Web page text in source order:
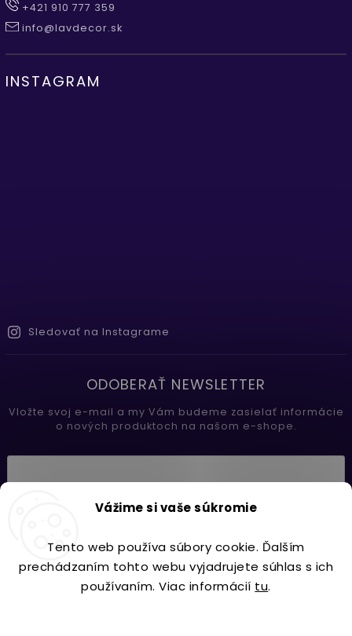
Vážime si vaše súkromie
Tento web používa súbory cookie. Ďalším
prechádzaním tohto webu vyjadrujete súhlas s ich
používaním. Viac informácií tu.
+421 910 777 359
info@lavdecor.sk
INSTAGRAM
Sledovať na Instagrame
ODOBERAŤ NEWSLETTER
Vložte svoj e-mail a my Vám budeme zasielať informácie
o nových produktoch na našom e-shope.
Prihlásiť sa